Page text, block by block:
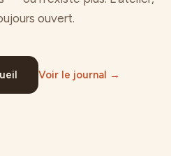
ouvert.
Voir le journal →